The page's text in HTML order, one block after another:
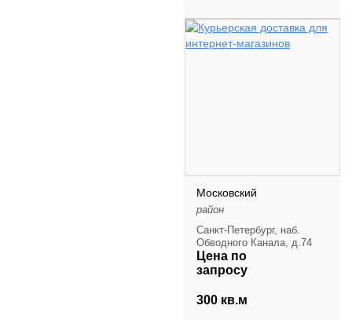
перевозки не толь...
Московский
район
Санкт-Петербург, наб.
Обводного Канала, д.74
Цена по
запросу
300 кв.м